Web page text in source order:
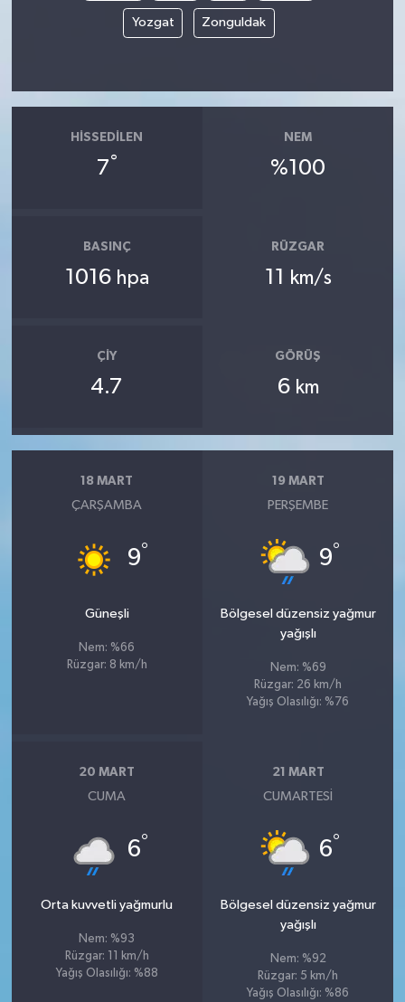
Yozgat Zonguldak
HISSEDILEN
7°
NEM
%100
BASINÇ
1016 hpa
RÜZGAR
11 km/s
ÇIY
4.7
GÖRÜŞ
6 km
18 MART
ÇARŞAMBA
9°
Güneşli
Nem: %66
Rüzgar: 8 km/h
19 MART
PERŞEMBE
9°
Bölgesel düzensiz yağmur
yağışlı
Nem: %69
Rüzgar: 26 km/h
Yağış Olasılığı: %76
20 MART
CUMA
6°
Orta kuvvetli yağmurlu
Nem: %93
Rüzgar: 11 km/h
Yağış Olasılığı: %88
21 MART
CUMARTESI
6°
Bölgesel düzensiz yağmur
yağışlı
Nem: %92
Rüzgar: 5 km/h
Yağış Olasılığı: %86